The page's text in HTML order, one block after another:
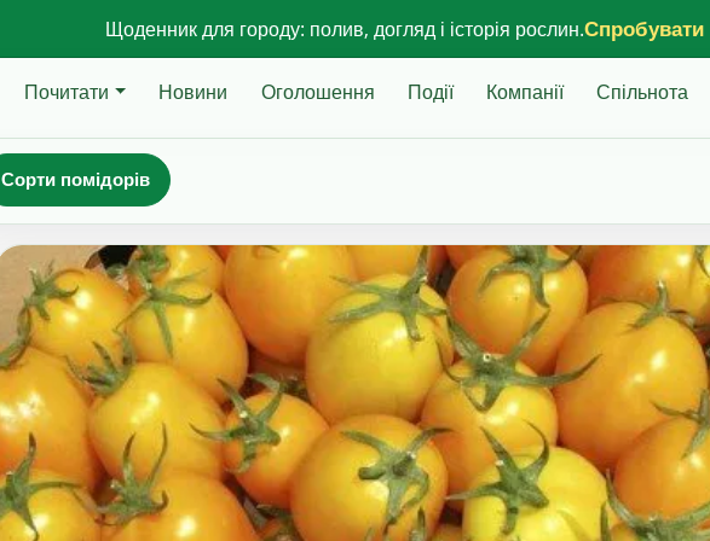
Щоденник для городу: полив, догляд і історія рослин.
Почитати Новини Оголошення Події Компанії Спільнота
Сорти помідорів